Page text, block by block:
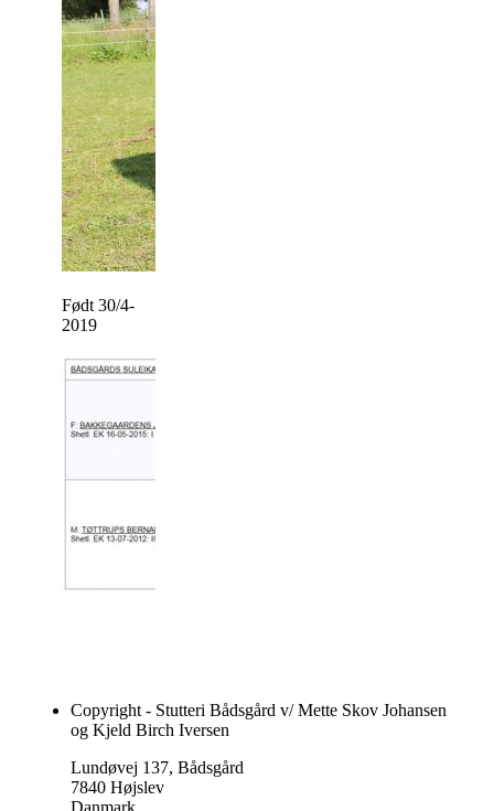
Født 30/4-
2019
Copyright - Stutteri Bådsgård v/ Mette Skov Johansen
og Kjeld Birch Iversen
Lundøvej 137, Bådsgård
7840 Højslev
Danmark